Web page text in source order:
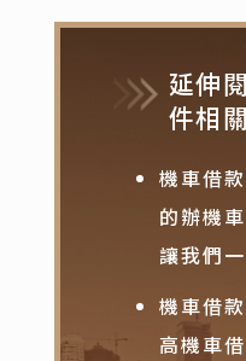
延伸
件相
機車借
的辦機
讓我們
機車借
高機車